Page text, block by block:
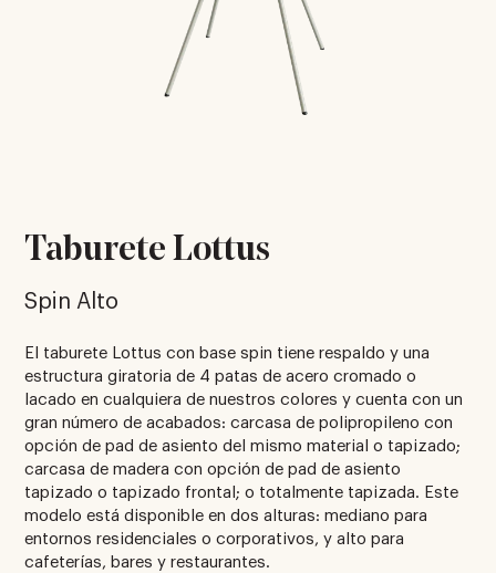
Taburete Lottus
Spin Alto
El taburete Lottus con base spin tiene respaldo y una
estructura giratoria de 4 patas de acero cromado o
lacado en cualquiera de nuestros colores y cuenta con un
gran número de acabados: carcasa de polipropileno con
opción de pad de asiento del mismo material o tapizado;
carcasa de madera con opción de pad de asiento
tapizado o tapizado frontal; o totalmente tapizada. Este
modelo está disponible en dos alturas: mediano para
entornos residenciales o corporativos, y alto para
cafeterías, bares y restaurantes.